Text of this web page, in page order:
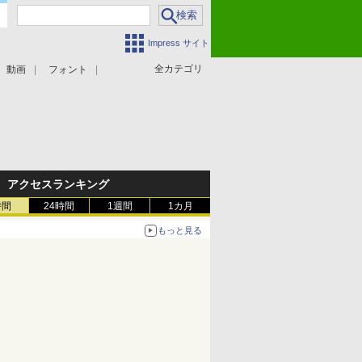
Impress サイト
全カテゴリ
動画 フォント
アクセスランキング
24時間 1週間 1カ月
もっと見る